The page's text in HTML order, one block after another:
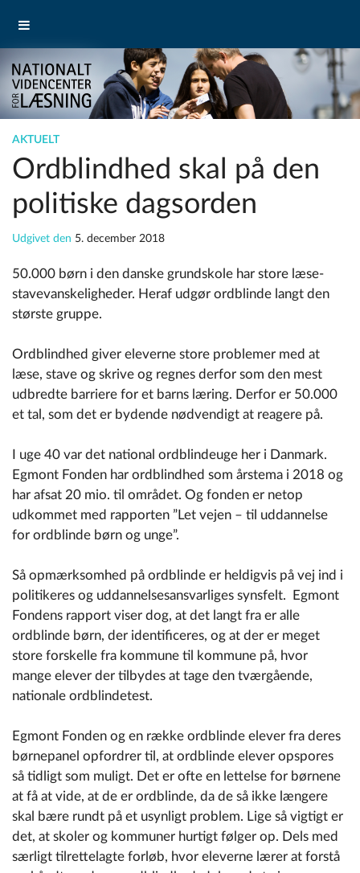
AKTUELT
Ordblindhed skal på den
politiske dagsorden
Udgivet den 5. december 2018
50.000 børn i den danske grundskole har store læse-
stavevanskeligheder. Heraf udgør ordblinde langt den
største gruppe.
Ordblindhed giver eleverne store problemer med at
læse, stave og skrive og regnes derfor som den mest
udbredte barriere for et barns læring. Derfor er 50.000
et tal, som det er bydende nødvendigt at reagere på.
I uge 40 var det national ordblindeuge her i Danmark.
Egmont Fonden har ordblindhed som årstema i 2018 og
har afsat 20 mio. til området. Og fonden er netop
udkommet med rapporten ”Let vejen – til uddannelse
for ordblinde børn og unge”.
Så opmærksomhed på ordblinde er heldigvis på vej ind i
politikeres og uddannelsesansvarliges synsfelt. Egmont
Fondens rapport viser dog, at det langt fra er alle
ordblinde børn, der identificeres, og at der er meget
store forskelle fra kommune til kommune på, hvor
mange elever der tilbydes at tage den tværgående,
nationale ordblindetest.
Egmont Fonden og en række ordblinde elever fra deres
børnepanel opfordrer til, at ordblinde elever opspores
så tidligt som muligt. Det er ofte en lettelse for børnene
at få at vide, at de er ordblinde, da de så ikke længere
skal bære rundt på et usynligt problem. Lige så vigtigt er
det, at skoler og kommuner hurtigt følger op. Dels med
særligt tilrettelagte forløb, hvor eleverne lærer at forstå